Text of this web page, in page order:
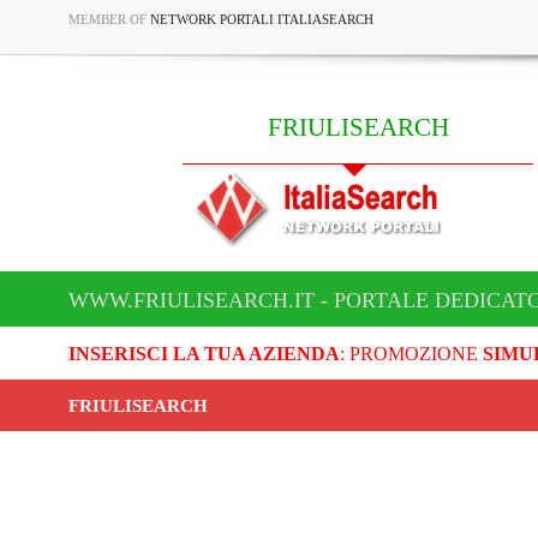
MEMBER OF NETWORK PORTALI ITALIASEARCH
FRIULISEARCH
WWW.FRIULISEARCH.IT - PORTALE
INSERISCI LA TUA AZIENDA: PROMOZIONE
FRIULISEARCH